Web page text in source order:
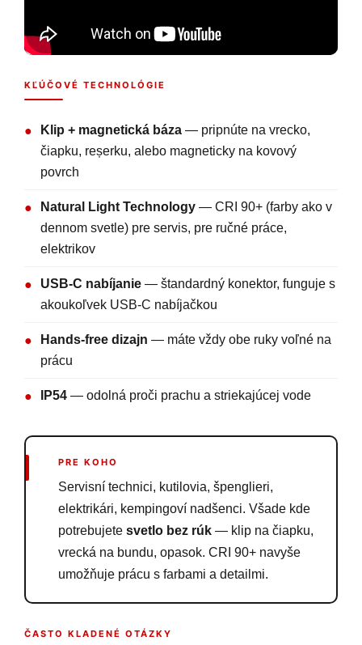
KĽÚČOVÉ TECHNOLÓGIE
● Klip + magnetická báza — pripnúte na vrecko,
čiapku, reșerku, alebo magneticky na kovový
povrch
● Natural Light Technology — CRI 90+ (farby ako v
dennom svetle) pre servis, pre ručné práce,
elektrikov
● USB-C nabíjanie — štandardný konektor, funguje s
akoukoľvek USB-C nabíjačkou
● Hands-free dizajn — máte vždy obe ruky voľné na
prácu
● IP54 — odolná proči prachu a striekajúcej vode
PRE KOHO
Servisní technici, kutilovia, špenglieri,
elektrikári, kempingoví nadšenci. Všade kde
potrebujete svetlo bez rúk— klip na čiapku,
vrecká na bundu, opasok. CRI 90+ navyše
umožňuje prácu s farbami a detailmi.
ČASTO KLADENÉ OTÁZKY